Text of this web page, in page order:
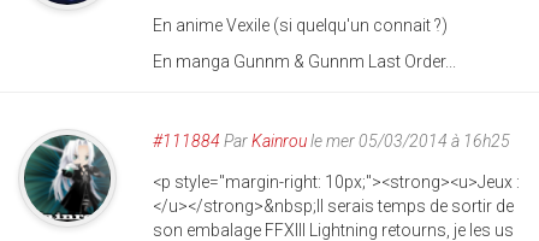
En anime Vexile (si quelqu'un connait ?)
En manga Gunnm & Gunnm Last Order...
#111884 ParKainroule mer 05/03/2014 à 16h25
<p style="margin-right: 10px;"><strong><u>Jeux :
</u></strong>&nbsp;Il serais temps de sortir de
son embalage FFXIII Lightning retourns, je les us